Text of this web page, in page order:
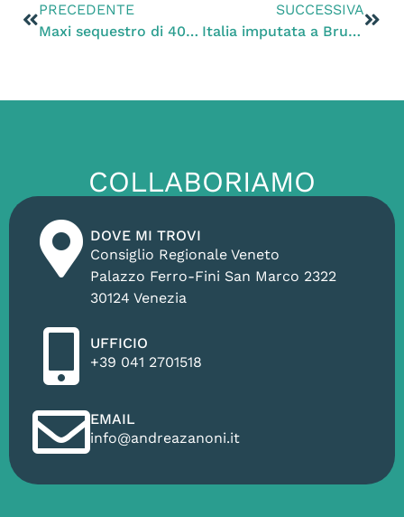
PRECEDENTE
Maxi sequestro di 400 animali selvatici e esotici protetti a Ravenna
SUCCESSIVA
Italia imputata a Bruxelles per le violazioni alla direttiva Habitat
COLLABORIAMO
DOVE MI TROVI
Consiglio Regionale Veneto
Palazzo Ferro-Fini San Marco 2322
30124 Venezia
UFFICIO
+39 041 2701518
EMAIL
info@andreazanoni.it